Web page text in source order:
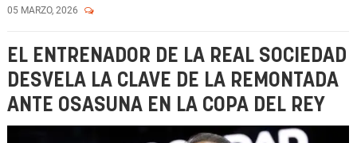
05 MARZO, 2026
EL ENTRENADOR DE LA REAL SOCIEDAD
DESVELA LA CLAVE DE LA REMONTADA
ANTE OSASUNA EN LA COPA DEL REY